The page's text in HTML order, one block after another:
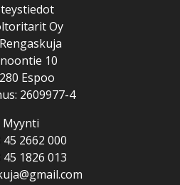
Oy
10
Espoo
2609977-4
Myynti
45 2662 000
45 1826 013